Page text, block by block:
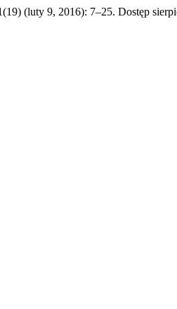
(luty 9, 2016): 7–25. Dostęp